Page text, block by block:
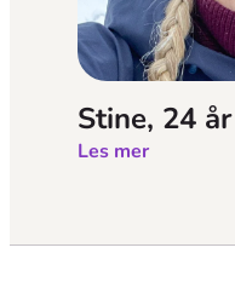
Stine, 24 år
Les mer